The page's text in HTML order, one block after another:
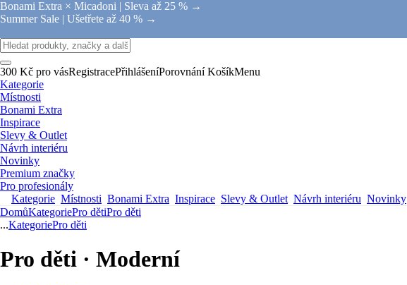
Bonami Extra × Micadoni | Sleva až 25 % →
Summer Sale | Ušetřete až 40 % →
300 Kč pro vásRegistracePřihlášeníPorovnání KošíkMenu
Kategorie
Místnosti
Bonami Extra
Inspirace
Slevy & Outlet
Návrh interiéru
Novinky
Premium značky
Pro profesionály
Kategorie Místnosti Bonami Extra Inspirace Slevy & Outlet Návrh interiéru Novinky
DomůKategoriePro dětiPro děti
...KategoriePro děti
Pro děti · Moderní